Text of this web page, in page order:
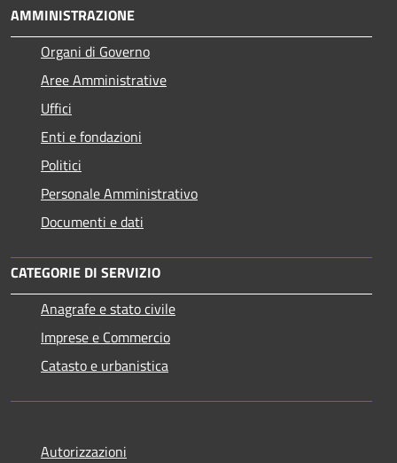
AMMINISTRAZIONE
Organi di Governo
Aree Amministrative
Uffici
Enti e fondazioni
Politici
Personale Amministrativo
Documenti e dati
CATEGORIE DI SERVIZIO
Anagrafe e stato civile
Imprese e Commercio
Catasto e urbanistica
Autorizzazioni